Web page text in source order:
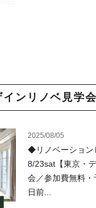
ンリノベ見学
2025/08/05
◆リノベーション
8/23sat【東京・
会／参加費無料
日前...